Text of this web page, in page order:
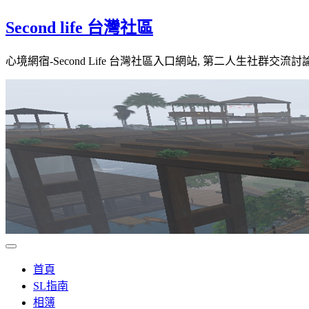
to
Second life 台灣社區
心境網宿-Second Life 台灣社區入口網站, 第二人生社群交流討
首頁
SL指南
相簿